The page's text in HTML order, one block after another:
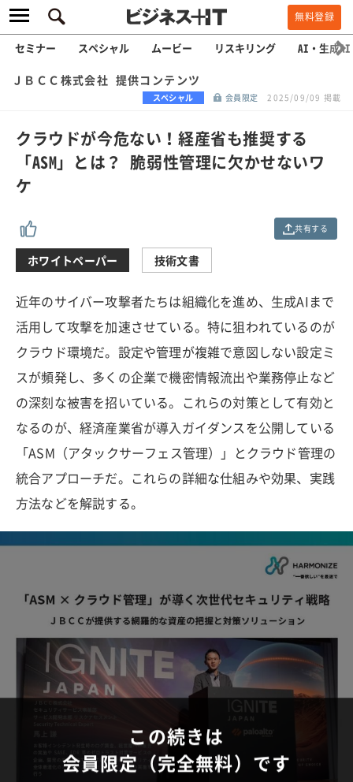
無料登録
セミナー スペシャル ムービー リスキリング AI・生成AI
ＪＢＣＣ株式会社 提供コンテンツ
スペシャル 会員限定 2025/09/09 掲載
クラウドが今危ない！経産省も推奨する
「ASM」とは？ 脆弱性管理に欠かせないワ
ケ
共有する
ホワイトペーパー 技術文書
近年のサイバー攻撃者たちは組織化を進め、生成AIまで
活用して攻撃を加速させている。特に狙われているのが
クラウド環境だ。設定や管理が複雑で意図しない設定ミ
スが頻発し、多くの企業で機密情報流出や業務停止など
の深刻な被害を招いている。これらの対策として有効と
なるのが、経済産業省が導入ガイダンスを公開している
「ASM（アタックサーフェス管理）」とクラウド管理の
統合アプローチだ。これらの詳細な仕組みや効果、実践
方法などを解説する。
この続きは
会員限定（完全無料）です